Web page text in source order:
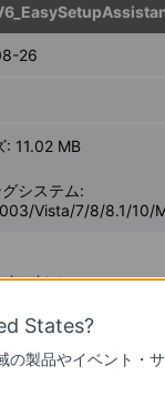
26
: 11.02 MB
システム:
Vista/7/8/8.1/10/
States?
の製品やイベント・